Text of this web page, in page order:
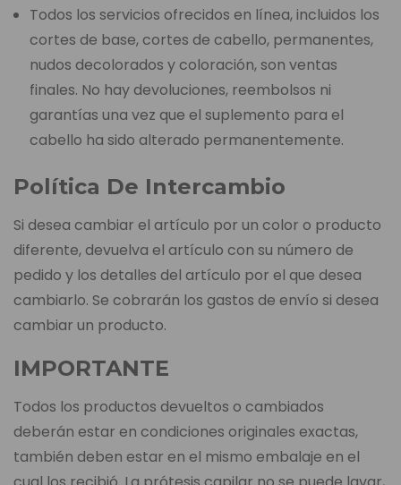
Todos los servicios ofrecidos en línea, incluidos los
cortes de base, cortes de cabello, permanentes,
nudos decolorados y coloración, son ventas
finales. No hay devoluciones, reembolsos ni
garantías una vez que el suplemento para el
cabello ha sido alterado permanentemente.
Política De Intercambio
Si desea cambiar el artículo por un color o producto
diferente, devuelva el artículo con su número de
pedido y los detalles del artículo por el que desea
cambiarlo. Se cobrarán los gastos de envío si desea
cambiar un producto.
IMPORTANTE
Todos los productos devueltos o cambiados
deberán estar en condiciones originales exactas,
también deben estar en el mismo embalaje en el